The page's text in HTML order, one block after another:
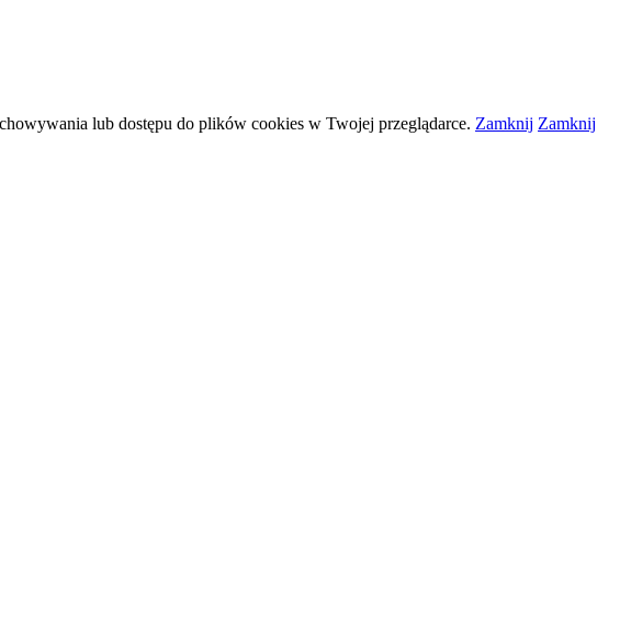
lub dostępu do plików cookies w Twojej przeglądarce. Zamknij Zamknij